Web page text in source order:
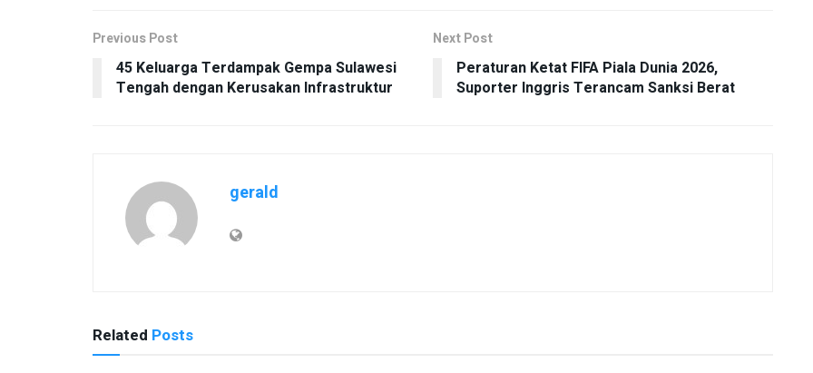
Previous Post
45 Keluarga Terdampak Gempa Sulawesi
Tengah dengan Kerusakan Infrastruktur
Next Post
Peraturan Ketat FIFA Piala Dunia 2026,
Suporter Inggris Terancam Sanksi Berat
gerald
Related Posts